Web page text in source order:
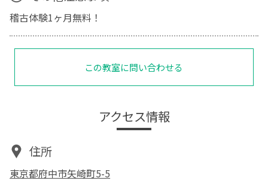
稽古体験1ヶ月無料！
この教室に問い合わせる
アクセス情報
住所
東京都府中市矢崎町5-5